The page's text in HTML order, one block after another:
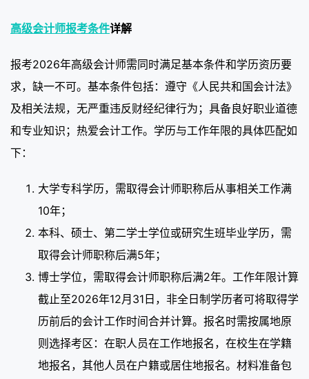
高级会计师报考条件详解
报考2026年高级会计师需同时满足基本条件和学历资历要
求，缺一不可。基本条件包括：遵守《人民共和国会计法》
及相关法规，无严重违反财经纪律行为；具备良好职业道德
和专业知识；热爱会计工作。学历与工作年限的具体匹配如
下：
大学专科学历，需取得会计师职称后从事相关工作满
10年；
本科、硕士、第二学士学位或研究生班毕业学历，需
取得会计师职称后满5年；
博士学位，需取得会计师职称后满2年。工作年限计算
截止至2026年12月31日，非全日制学历者可将取得学
历前后的会计工作时间合并计算。报名时需按属地原
则选择考区：在职人员在工作地报名，在校生在学籍
地报名，其他人员在户籍或居住地报名。材料准备包